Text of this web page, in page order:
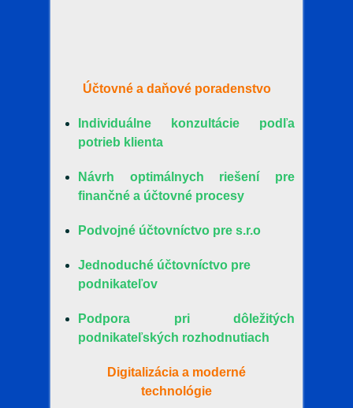
Účtovné a daňové poradenstvo
Individuálne konzultácie podľa
potrieb klienta
Návrh optimálnych riešení pre
finančné a účtovné procesy
Podvojné účtovníctvo pre s.r.o
Jednoduché účtovníctvo pre
podnikateľov
Podpora pri dôležitých
podnikateľských rozhodnutiach
Digitalizácia a moderné
technológie